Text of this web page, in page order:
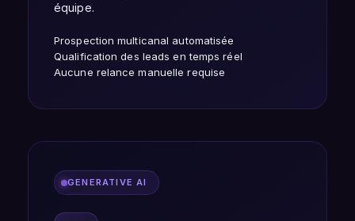
équipe.
Prospection multicanal automatisée
Qualification des leads en temps réel
Aucune relance manuelle requise
GENERATIVE AI